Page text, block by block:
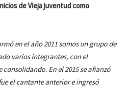
de Vieja juventud como
en el año 2011 somos un grupo de
varios integrantes, con el
En el 2015 se afianzó
el cantante anterior e ingresó